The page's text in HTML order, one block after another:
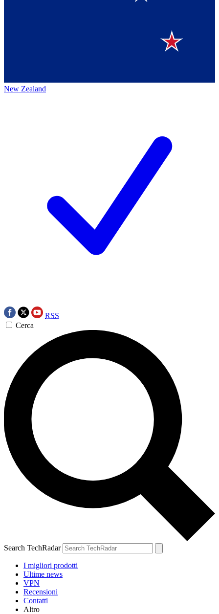
New Zealand
RSS
Cerca
Search TechRadar
I migliori prodotti
Ultime news
VPN
Recensioni
Contatti
Altro